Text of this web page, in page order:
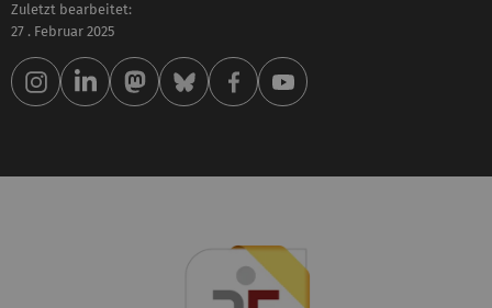
Zuletzt bearbeitet:
27 . Februar 2025